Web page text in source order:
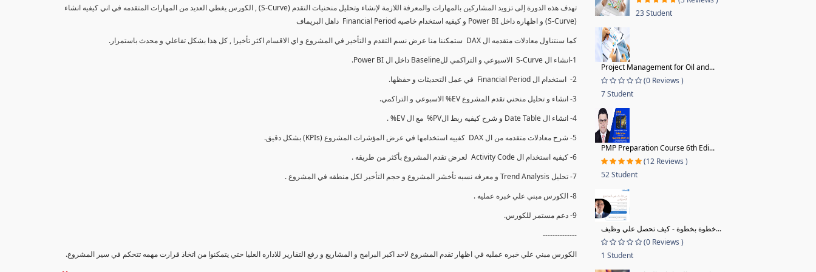
تهدف هذه الدورة إلى تزويد المشاركين بالمهارات والمعرفة اللازمة لإنشاء وتحليل منحنيات التقدم (S-Curve) , الكورس يغطي العديد من المهارات المتقدمه في اني كيفيه انشاء
(S-Curve) و اظهاره داخل Power BI و كيفيه استخدام خاصيه Financial Period داهل البريماف
كما سنتناول معادلات متقدمه ال DAX ستمكننا منا عرض نسم التقدم و التأخير في المشروع و اي الاقسام اكثر تأخيرا , كل هذا بشكل تفاعلي و محدث باستمرار.
1-انشاء ال S-Curve الاسبوعي و التراكمي للBaseline داخل ال Power BI.
2- استخدام ال Financial Period في عمل التحديثات و حفظها.
3- انشاء و تحليل منحني تقدم المشروع EV% الاسبوعي و التراكمي.
4- انشاء ال Date Table و شرح كيفيه ربط الPV% مع ال EV% .
5- شرح معادلات متقدمه من ال DAX كفييه استخدامها في عرض المؤشرات المشروع (KPIs) بشكل دقيق.
6- كيفيه استخدام ال Activity Code لعرض تقدم المشروع بأكثر من طريقه .
7- تحليل Trend Analysis و معرفه نسبه تأخشر المشروع و حجم التأخير لكل منطقه في المشروع .
8- الكورس مبني علي خبره عمليه .
9- دعم مستمر للكورس.
--------------
الكورس مبني علي خبره عمليه في اظهار تقدم المشروع لاحد اكبر البرامج و المشاريع و رفع التقارير للاداره العليا حتي يتمكنوا من اتخاذ قرارت مهمه تتحكم في سير المشروع.
23 Student
Project Management for Oil and...
(0 Reviews )
7 Student
PMP Preparation Course 6th Edi...
(12 Reviews )
52 Student
خطوة بخطوة - كيف تحصل علي وظيف...
(0 Reviews )
1 Student